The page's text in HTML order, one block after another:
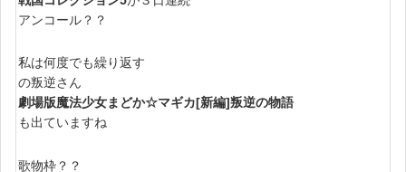
アンコール？？
私は何度でも繰り返す
の叛逆さん
劇場版魔法少女まどか☆マギカ[新編]叛逆の物語
も出ていますね
歌物枠？？